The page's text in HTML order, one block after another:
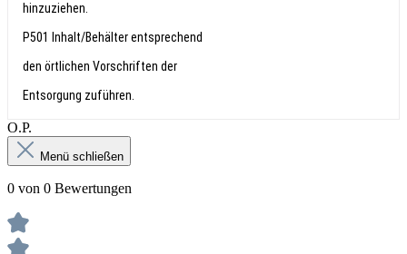
hinzuziehen.
P501 Inhalt/Behälter entsprechend
den örtlichen Vorschriften der
Entsorgung zuführen.
О.Р.
Menü schließen
0 von 0 Bewertungen